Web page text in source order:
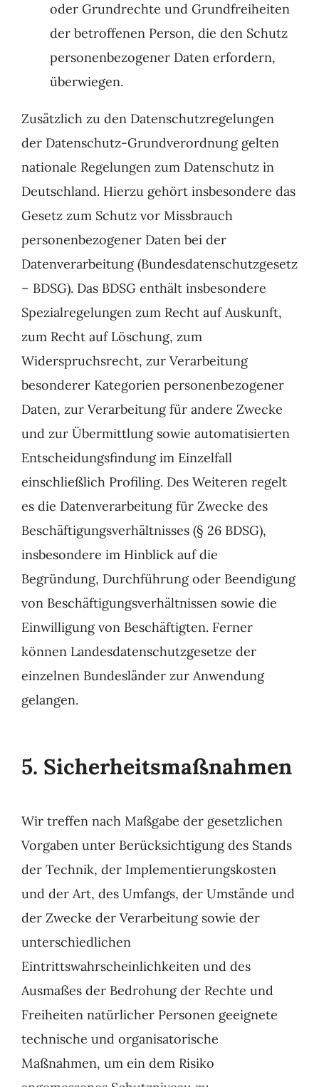
oder Grundrechte und Grundfreiheiten
der betroffenen Person, die den Schutz
personenbezogener Daten erfordern,
überwiegen.
Zusätzlich zu den Datenschutzregelungen
der Datenschutz-Grundverordnung gelten
nationale Regelungen zum Datenschutz in
Deutschland. Hierzu gehört insbesondere das
Gesetz zum Schutz vor Missbrauch
personenbezogener Daten bei der
Datenverarbeitung (Bundesdatenschutzgesetz
– BDSG). Das BDSG enthält insbesondere
Spezialregelungen zum Recht auf Auskunft,
zum Recht auf Löschung, zum
Widerspruchsrecht, zur Verarbeitung
besonderer Kategorien personenbezogener
Daten, zur Verarbeitung für andere Zwecke
und zur Übermittlung sowie automatisierten
Entscheidungsfindung im Einzelfall
einschließlich Profiling. Des Weiteren regelt
es die Datenverarbeitung für Zwecke des
Beschäftigungsverhältnisses (§ 26 BDSG),
insbesondere im Hinblick auf die
Begründung, Durchführung oder Beendigung
von Beschäftigungsverhältnissen sowie die
Einwilligung von Beschäftigten. Ferner
können Landesdatenschutzgesetze der
einzelnen Bundesländer zur Anwendung
gelangen.
5. Sicherheitsmaßnahmen
Wir treffen nach Maßgabe der gesetzlichen
Vorgaben unter Berücksichtigung des Stands
der Technik, der Implementierungskosten
und der Art, des Umfangs, der Umstände und
der Zwecke der Verarbeitung sowie der
unterschiedlichen
Eintrittswahrscheinlichkeiten und des
Ausmaßes der Bedrohung der Rechte und
Freiheiten natürlicher Personen geeignete
technische und organisatorische
Maßnahmen, um ein dem Risiko